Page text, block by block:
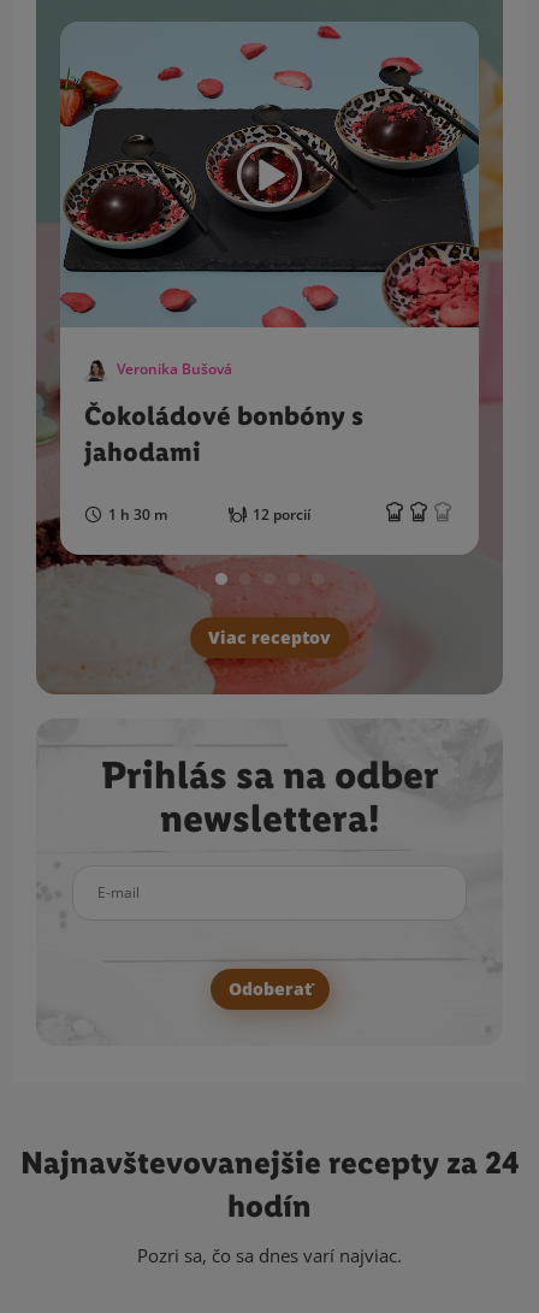
Veronika Bušová
Čokoládové bonbóny s
jahodami
1 h 30 m 12 porcií
Viac receptov
Prihlás sa na odber
newslettera!
Odoberať
Najnavštevovanejšie recepty za 24
hodín
Pozri sa, čo sa dnes varí najviac.